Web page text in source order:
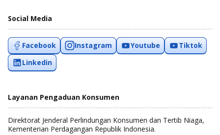
Social Media
Facebook Instagram Youtube
Tiktok
Linkedin
Layanan Pengaduan Konsumen
Direktorat Jenderal Perlindungan Konsumen dan Tertib Niaga,
Kementerian Perdagangan Republik Indonesia.